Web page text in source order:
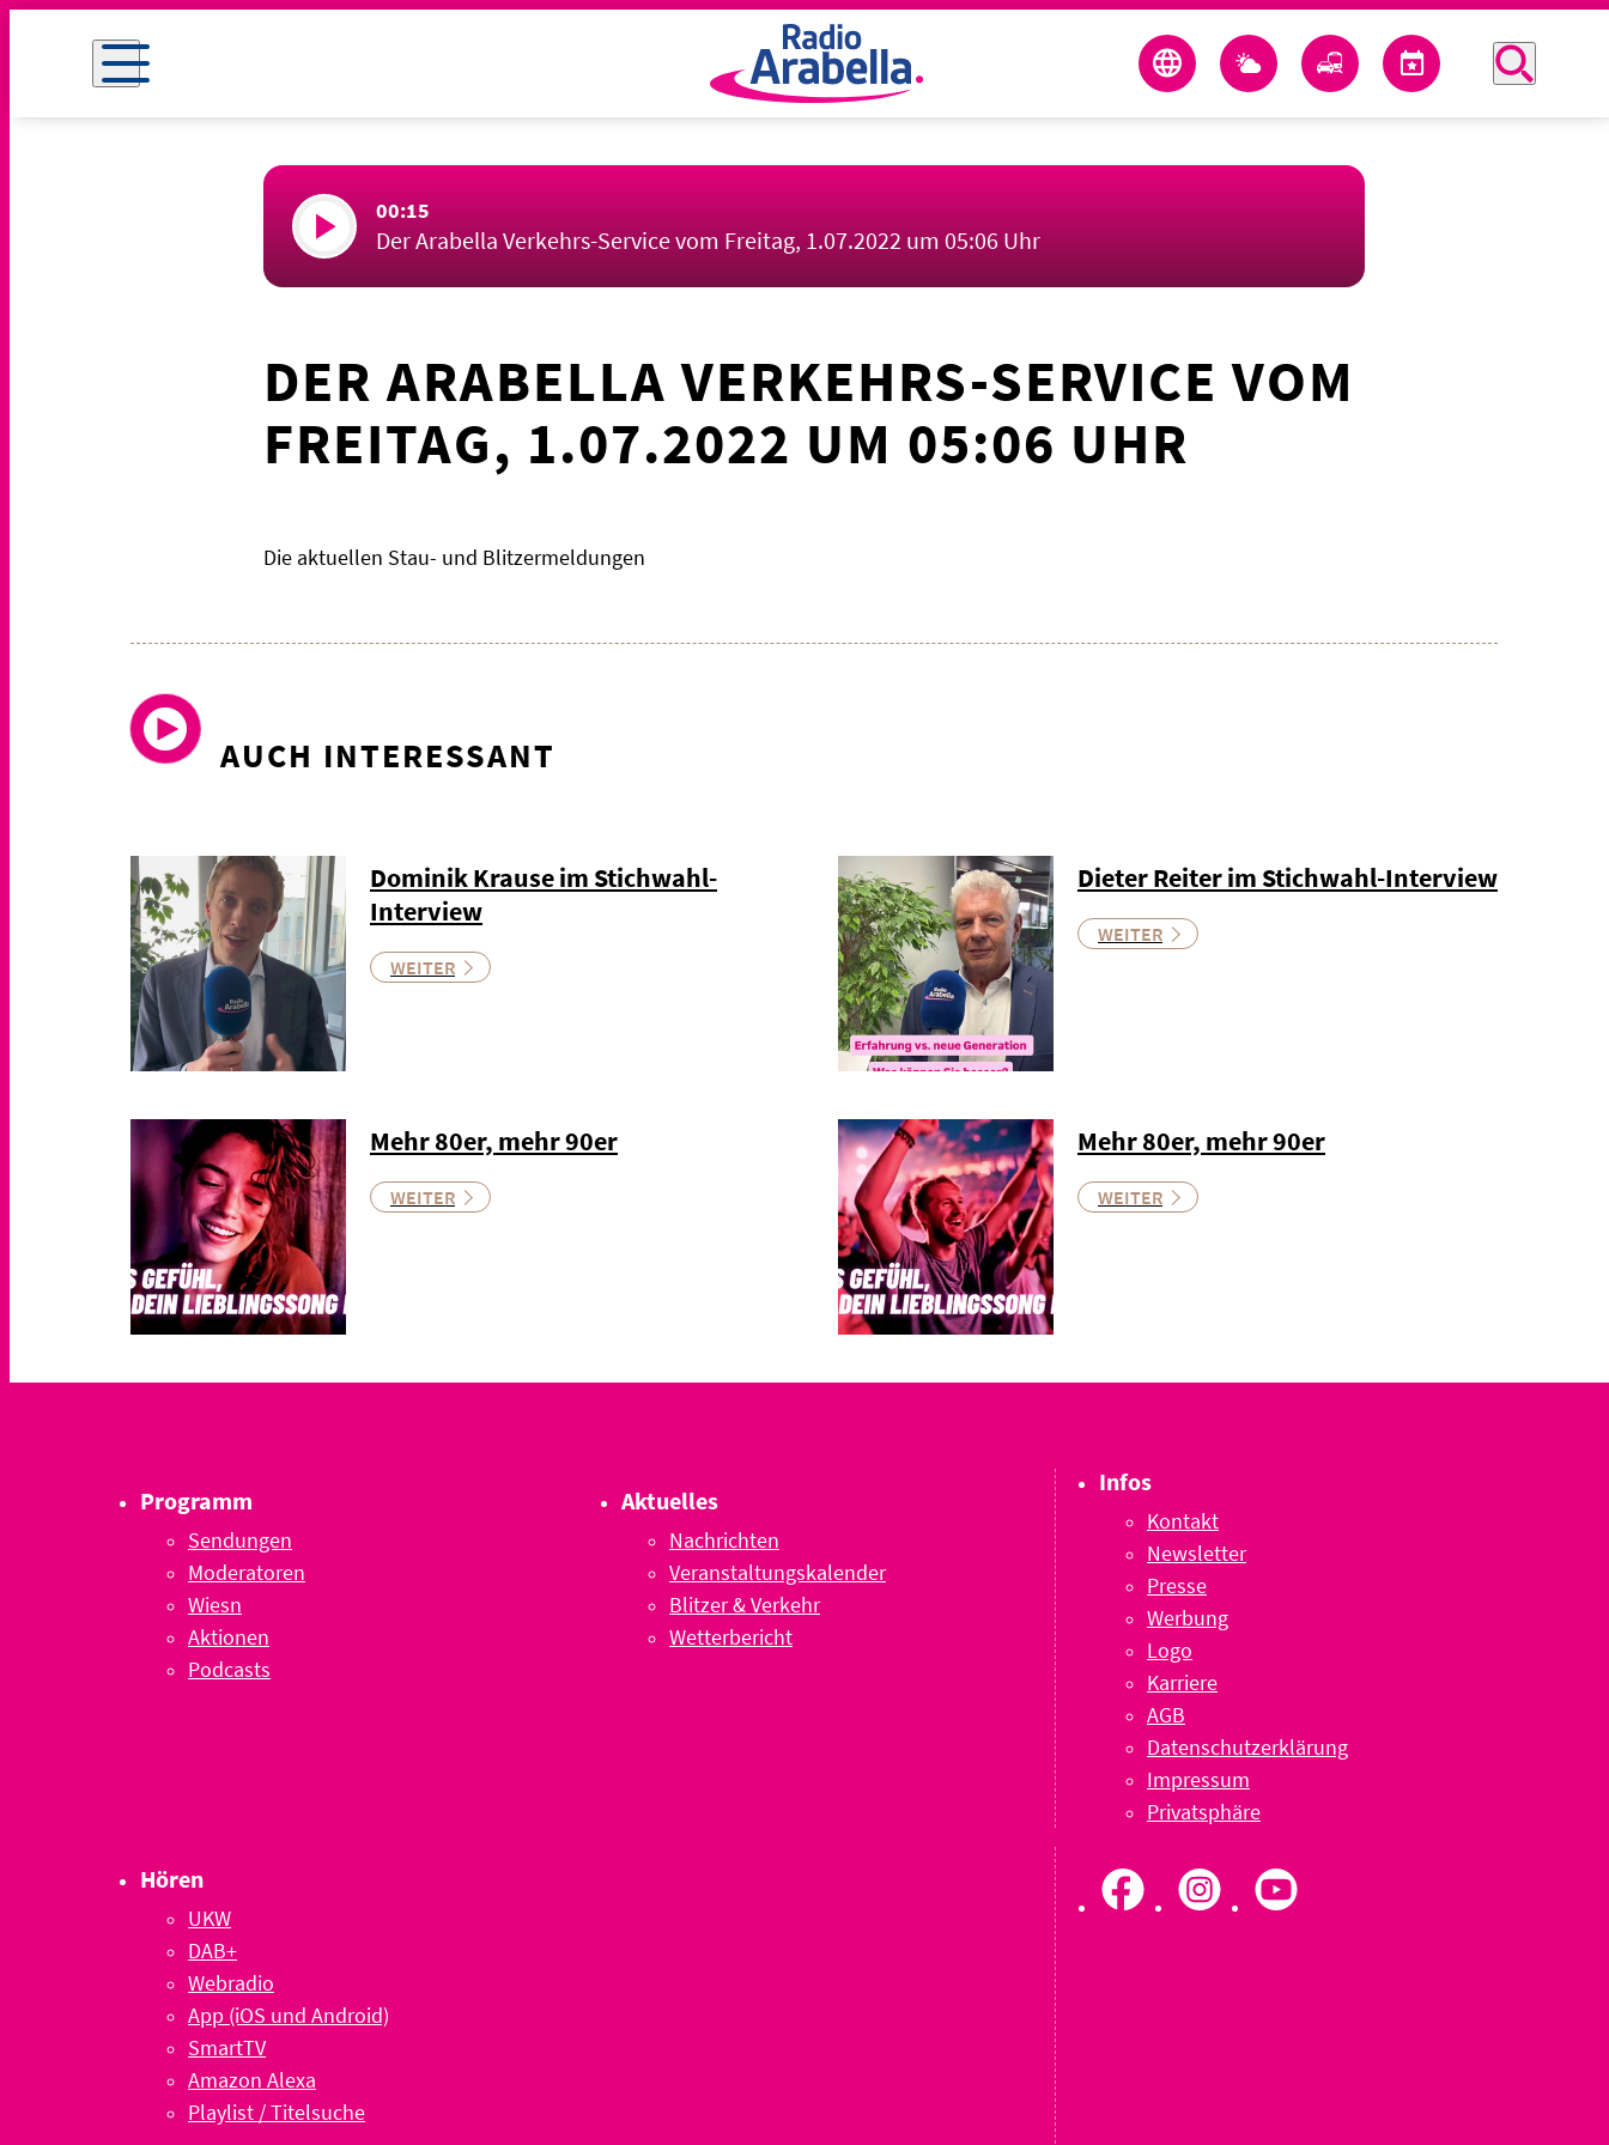
00:15
Der Arabella Verkehrs-Service vom Freitag, 1.07.2022 um 05:06 Uhr
DER ARABELLA VERKEHRS-SERVICE VOM
FREITAG, 1.07.2022 UM 05:06 UHR
Die aktuellen Stau- und Blitzermeldungen
AUCH INTERESSANT
Dominik Krause im Stichwahl-
Interview
WEITER
Dieter Reiter im Stichwahl-Interview
WEITER
Mehr 80er, mehr 90er
WEITER
Mehr 80er, mehr 90er
WEITER
Programm
Sendungen
Moderatoren
Wiesn
Aktionen
Podcasts
Aktuelles
Nachrichten
Veranstaltungskalender
Blitzer & Verkehr
Wetterbericht
Hören
UKW
DAB+
Webradio
App (iOS und Android)
SmartTV
Amazon Alexa
Playlist / Titelsuche
Infos
Kontakt
Newsletter
Presse
Werbung
Logo
Karriere
AGB
Datenschutzerklärung
Impressum
Privatsphäre